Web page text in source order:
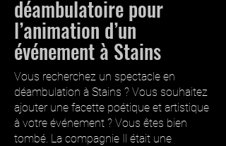
déambulatoire pour
l’animation d’un
événement à Stains
Vous recherchez un spectacle en
déambulation à Stains ? Vous souhaitez
ajouter une facette poétique et artistique
à votre événement ? Vous êtes bien
tombé. La compagnie Il était une